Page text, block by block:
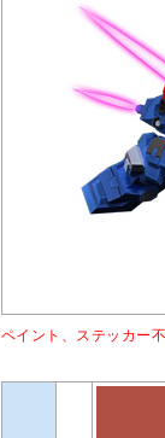
ペイント、ステッカー